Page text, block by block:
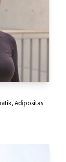
Adipositas